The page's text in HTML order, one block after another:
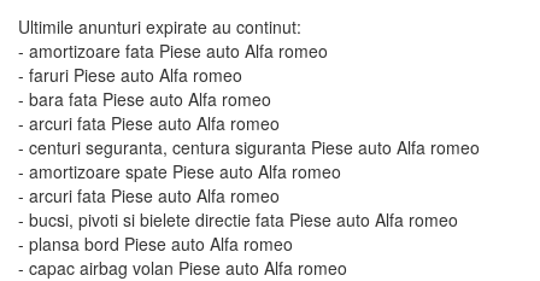
Ultimile anunturi expirate au continut:
- amortizoare fata Piese auto Alfa romeo
- faruri Piese auto Alfa romeo
- bara fata Piese auto Alfa romeo
- arcuri fata Piese auto Alfa romeo
- centuri seguranta, centura siguranta Piese auto Alfa romeo
- amortizoare spate Piese auto Alfa romeo
- arcuri fata Piese auto Alfa romeo
- bucsi, pivoti si bielete directie fata Piese auto Alfa romeo
- plansa bord Piese auto Alfa romeo
- capac airbag volan Piese auto Alfa romeo